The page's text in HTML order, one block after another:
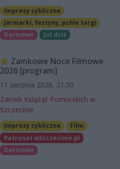
Imprezy cykliczne
Jarmarki, festyny, pchle targi
Darmowe
Już dziś
Zamkowe Noce Filmowe
2026 [program]
11 sierpnia 2026, 21:30
Zamek Książąt Pomorskich w
Szczecinie
Imprezy cykliczne
Film
Patronat wSzczecinie.pl
Darmowe